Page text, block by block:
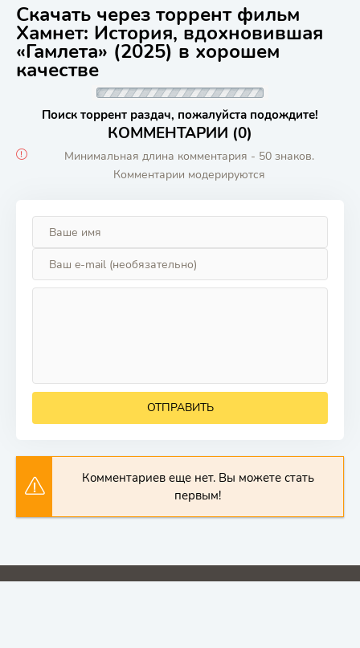
Скачать через торрент фильм
Хамнет: История, вдохновившая
«Гамлета» (2025) в хорошем
качестве
Поиск торрент раздач, пожалуйста подождите!
КОММЕНТАРИИ (0)
Минимальная длина комментария - 50 знаков.
Комментарии модерируются
ОТПРАВИТЬ
Комментариев еще нет. Вы можете стать
первым!